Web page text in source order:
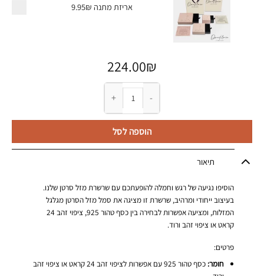
אריזת מתנה 9.95₪
224.00₪
כמות של שרשרת מזל סרטן
הוספה לסל
תיאור
הוסיפו נגיעה של רגש וחמלה להופעתכם עם שרשרת מזל סרטן שלנו.
בעיצוב ייחודי ומרהיב, שרשרת זו מציגה את סמל מזל הסרטן מגלגל
המזלות, ומציעה אפשרות לבחירה בין כסף טהור 925, ציפוי זהב 24
קראט או ציפוי זהב ורוד.
פרטים:
חומר:
כסף טהור 925 עם אפשרות לציפוי זהב 24 קראט או ציפוי זהב